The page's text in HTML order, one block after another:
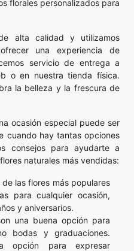
florales personalizados para
alta calidad y utilizamos
una experiencia de
servicio de entrega a
o en nuestra tienda física.
la belleza y la frescura de
ocasión especial puede ser
cuando hay tantas opciones
consejos para ayudarte a
naturales más vendidas:
de las flores más populares
para cualquier ocasión,
y aniversarios.
una buena opción para
bodas y graduaciones.
opción para expresar